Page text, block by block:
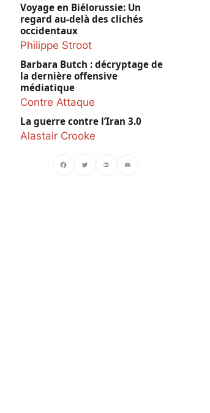
Voyage en Biélorussie: Un
regard au-delà des clichés
occidentaux
Philippe Stroot
Barbara Butch : décryptage de
la dernière offensive
médiatique
Contre Attaque
La guerre contre l’Iran 3.0
Alastair Crooke